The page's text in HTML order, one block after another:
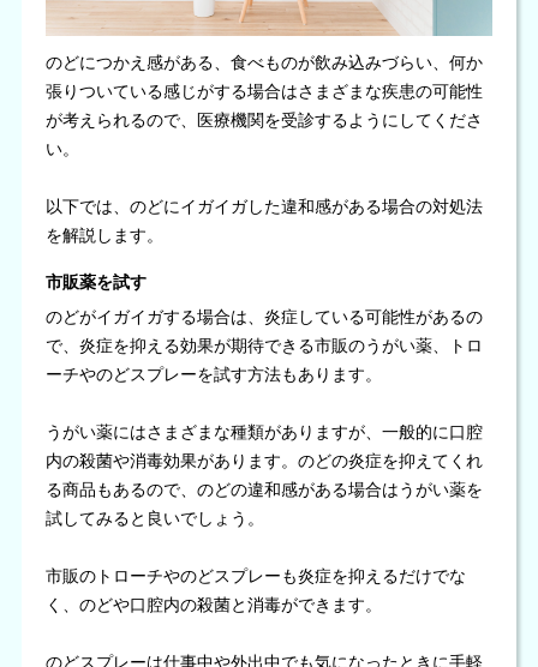
のどにつかえ感がある、食べものが飲み込みづらい、何か
張りついている感じがする場合はさまざまな疾患の可能性
が考えられるので、医療機関を受診するようにしてくださ
い。
以下では、のどにイガイガした違和感がある場合の対処法
を解説します。
市販薬を試す
のどがイガイガする場合は、炎症している可能性があるの
で、炎症を抑える効果が期待できる市販のうがい薬、トロ
ーチやのどスプレーを試す方法もあります。
うがい薬にはさまざまな種類がありますが、一般的に口腔
内の殺菌や消毒効果があります。のどの炎症を抑えてくれ
る商品もあるので、のどの違和感がある場合はうがい薬を
試してみると良いでしょう。
市販のトローチやのどスプレーも炎症を抑えるだけでな
く、のどや口腔内の殺菌と消毒ができます。
のどスプレーは仕事中や外出中でも気になったときに手軽